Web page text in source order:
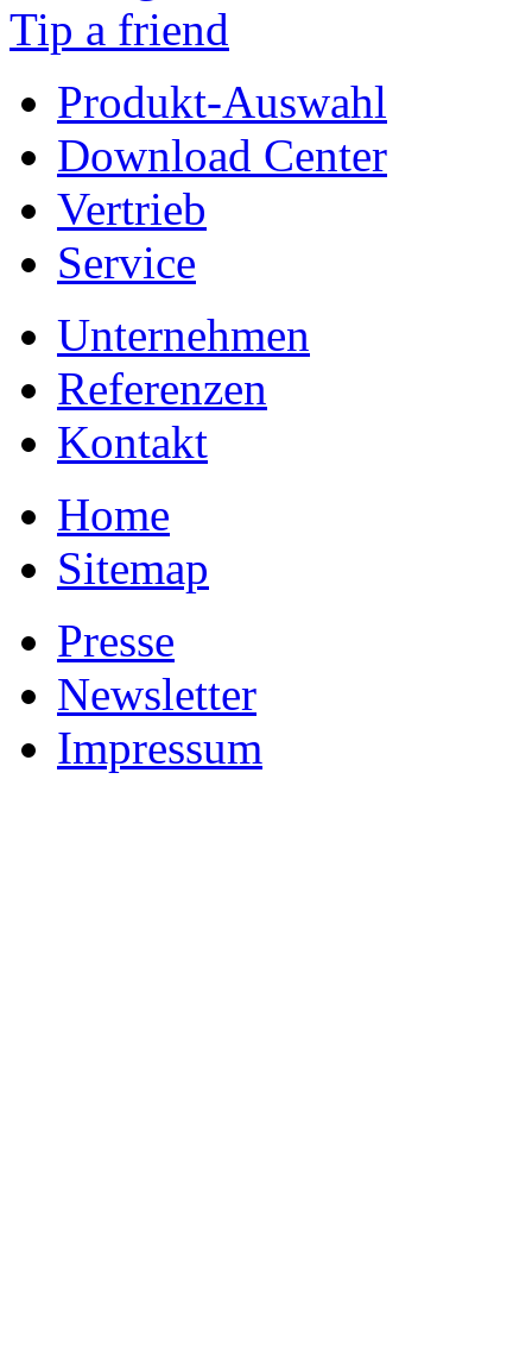
Tip a friend
Produkt-Auswahl
Download Center
Vertrieb
Service
Unternehmen
Referenzen
Kontakt
Home
Sitemap
Presse
Newsletter
Impressum